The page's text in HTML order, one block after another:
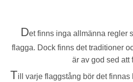
Det finns inga allmänna regler
flagga. Dock finns det traditioner
är av god sed att
Till varje flaggstång bör det finnas